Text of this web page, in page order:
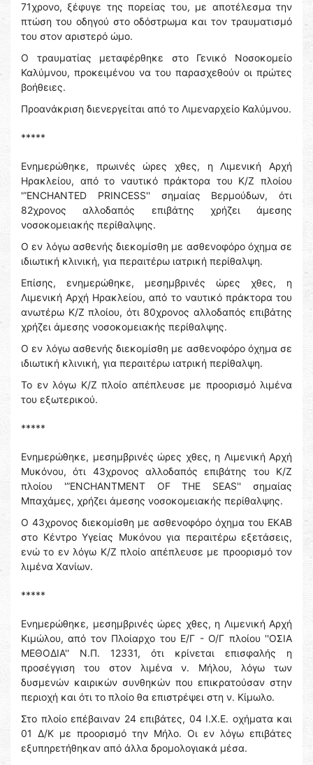
71χρονο, ξέφυγε της πορείας του, με αποτέλεσμα την
πτώση του οδηγού στο οδόστρωμα και τον τραυματισμό
του στον αριστερό ώμο.
Ο τραυματίας μεταφέρθηκε στο Γενικό Νοσοκομείο
Καλύμνου, προκειμένου να του παρασχεθούν οι πρώτες
βοήθειες.
Προανάκριση διενεργείται από το Λιμεναρχείο Καλύμνου.
*****
Ενημερώθηκε, πρωινές ώρες χθες, η Λιμενική Αρχή
Ηρακλείου, από το ναυτικό πράκτορα του Κ/Ζ πλοίου
'”ENCHANTED PRINCESS'' σημαίας Βερμούδων, ότι
82χρονος αλλοδαπός επιβάτης χρήζει άμεσης
νοσοκομειακής περίθαλψης.
Ο εν λόγω ασθενής διεκομίσθη με ασθενοφόρο όχημα σε
ιδιωτική κλινική, για περαιτέρω ιατρική περίθαλψη.
Επίσης, ενημερώθηκε, μεσημβρινές ώρες χθες, η
Λιμενική Αρχή Ηρακλείου, από το ναυτικό πράκτορα του
ανωτέρω Κ/Ζ πλοίου, ότι 80χρονος αλλοδαπός επιβάτης
χρήζει άμεσης νοσοκομειακής περίθαλψης.
Ο εν λόγω ασθενής διεκομίσθη με ασθενοφόρο όχημα σε
ιδιωτική κλινική, για περαιτέρω ιατρική περίθαλψη.
Το εν λόγω Κ/Ζ πλοίο απέπλευσε με προορισμό λιμένα
του εξωτερικού.
*****
Ενημερώθηκε, μεσημβρινές ώρες χθες, η Λιμενική Αρχή
Μυκόνου, ότι 43χρονος αλλοδαπός επιβάτης του Κ/Ζ
πλοίου '”ENCHANTMENT OF THE SEAS'' σημαίας
Μπαχάμες, χρήζει άμεσης νοσοκομειακής περίθαλψης.
Ο 43χρονος διεκομίσθη με ασθενοφόρο όχημα του ΕΚΑΒ
στο Κέντρο Υγείας Μυκόνου για περαιτέρω εξετάσεις,
ενώ το εν λόγω Κ/Ζ πλοίο απέπλευσε με προορισμό τον
λιμένα Χανίων.
*****
Ενημερώθηκε, μεσημβρινές ώρες χθες, η Λιμενική Αρχή
Κιμώλου, από τον Πλοίαρχο του Ε/Γ - Ο/Γ πλοίου ''ΟΣΙΑ
ΜΕΘΟΔΙΑ'' Ν.Π. 12331, ότι κρίνεται επισφαλής η
προσέγγιση του στον λιμένα ν. Μήλου, λόγω των
δυσμενών καιρικών συνθηκών που επικρατούσαν στην
περιοχή και ότι το πλοίο θα επιστρέψει στη ν. Κίμωλο.
Στο πλοίο επέβαιναν 24 επιβάτες, 04 Ι.Χ.Ε. οχήματα και
01 Δ/Κ με προορισμό την Μήλο. Οι εν λόγω επιβάτες
εξυπηρετήθηκαν από άλλα δρομολογιακά μέσα.